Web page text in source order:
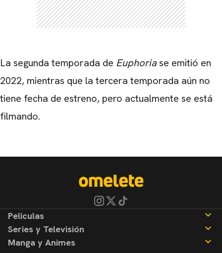
La segunda temporada de Euphoriase emitió en
2022, mientras que la tercera temporada aún no
tiene fecha de estreno, pero actualmente se está
filmando.
Peliculas
Noticias
Reseñas
Series y Televisión
Noticias
Manga y Animes